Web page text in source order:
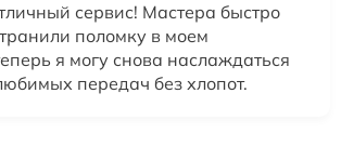
сервис! Мастера быстро
поломку в моем
я могу снова наслаждаться
передач без хлопот.